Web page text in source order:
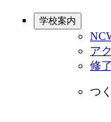
学校案内
ア
修
つ